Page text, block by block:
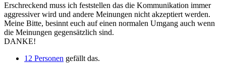
Erschreckend muss ich feststellen das die Kommunikation immer
aggressiver wird und andere Meinungen nicht akzeptiert werden.
Meine Bitte, besinnt euch auf einen normalen Umgang auch wenn
die Meinungen gegensätzlich sind.
DANKE!
12 Personen gefällt das.